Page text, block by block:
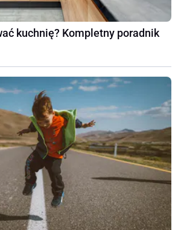
kuchnię? Kompletny poradnik